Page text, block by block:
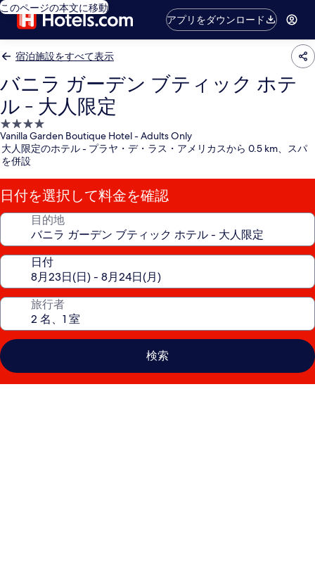
このページの本文に移動
アプリをダウンロード
宿泊施設をすべて表示
バニラ ガーデン ブティック ホテ
ル - 大人限定
4.0
つ
星
宿
泊
施
設
Vanilla Garden Boutique Hotel - Adults Only
大人限定のホテル - プラヤ・デ・ラス・アメリカスから 0.5 km、スパ
を併設
日付を選択して料金を確認
目的地
日付
旅行者
検索